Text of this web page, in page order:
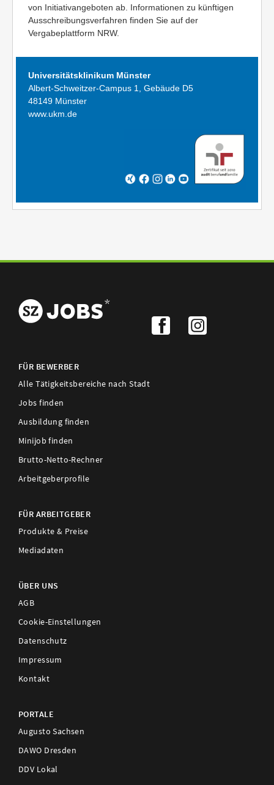
FÜR BEWERBER
Alle Tätigkeitsbereiche nach Stadt
Jobs finden
Ausbildung finden
Minijob finden
Brutto-Netto-Rechner
Arbeitgeberprofile
FÜR ARBEITGEBER
Produkte & Preise
Mediadaten
ÜBER UNS
AGB
Cookie-Einstellungen
Datenschutz
Impressum
Kontakt
PORTALE
Augusto Sachsen
DAWO Dresden
DDV Lokal